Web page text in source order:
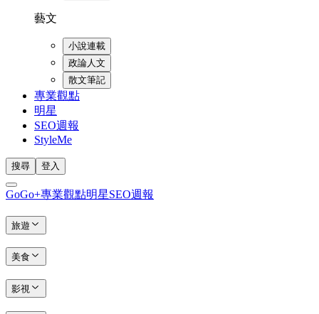
藝文
小說連載
政論人文
散文筆記
專業觀點
明星
SEO週報
StyleMe
搜尋 登入
GoGo+專業觀點明星SEO週報
旅遊
美食
影視